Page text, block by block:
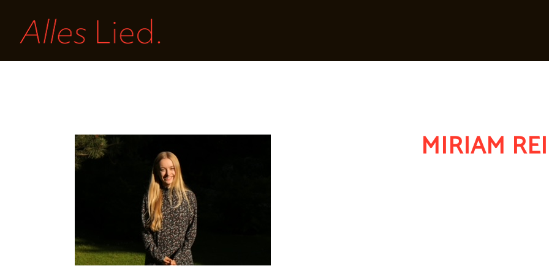
MIRIAM